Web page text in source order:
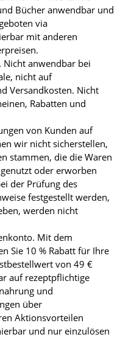
Bücher anwendbar und
via
mit anderen
anwendbar bei
nicht auf
Versandkosten. Nicht
Rabatten und
von Kunden auf
wir nicht sicherstellen,
stammen, die die Waren
oder erworben
der Prüfung des
festgestellt werden,
werden nicht
Mit dem
Sie 10 % Rabatt für Ihre
von 49 €
auf rezeptpflichtige
und
über
Aktionsvorteilen
und nur einzulösen